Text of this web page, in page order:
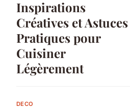
Inspirations
Créatives et Astuces
Pratiques pour
Cuisiner
Légèrement
DECO